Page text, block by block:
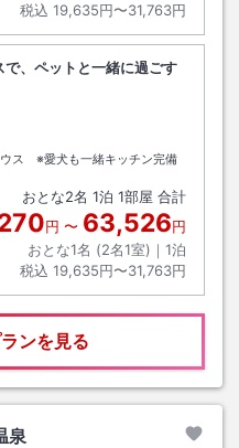
税込 19,635円〜31,763円
、ペットと一緒に過ごす
ス ※愛犬も一緒キッチン完備
おとな2名 1泊 1部屋 合計
円 〜 63,526円
おとな1名 (2名1室)｜ 1泊
税込 19,635円〜31,763円
ンを見る
泉